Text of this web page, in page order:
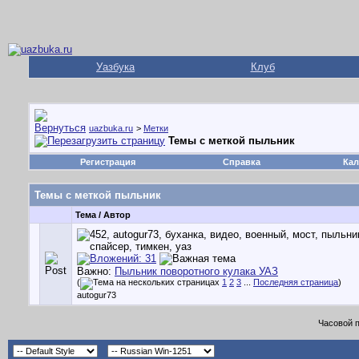
Уазбука Клуб
uazbuka.ru > Метки
Темы с меткой пыльник
Регистрация Справка
Темы с меткой пыльник
Тема / Автор
Важно: Пыльник поворотного кулака УАЗ
( 1 2 3 Последняя страница)
autogur73
Часовой